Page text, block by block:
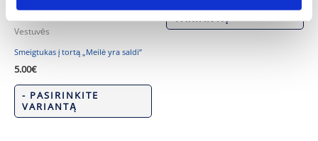
Vestuvės
Smeigtukas į tortą „Meilė yra saldi”
5.00€
- PASIRINKITE
VARIANTĄ
- PASIRINKITE
VARIANTĄ